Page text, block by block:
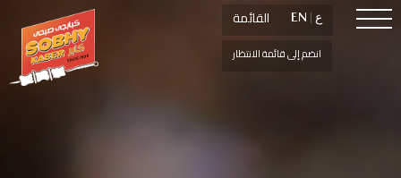
انضم إلى قائمة الانتظار
القائمة EN | ع
انضم إلى قائمة الانتظار
القائمة EN | ع